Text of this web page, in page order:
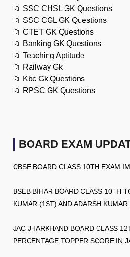
📁 SSC CHSL GK Questions
📁 SSC CGL GK Questions
📁 CTET GK Questions
📁 Banking GK Questions
📁 Teaching Aptitude
📁 Railway Gk
📁 Kbc Gk Questions
📁 RPSC GK Questions
BOARD EXAM
CBSE BOARD CLASS 10TH EXAM
BSEB BIHAR BOARD CLASS 10TH
KUMAR (1ST) AND ADARSH KUMAR
JAC JHARKHAND BOARD CLASS
PERCENTAGE TOPPER SCORE IN